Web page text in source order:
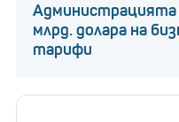
Администрацията
млрд. долара на
тарифи